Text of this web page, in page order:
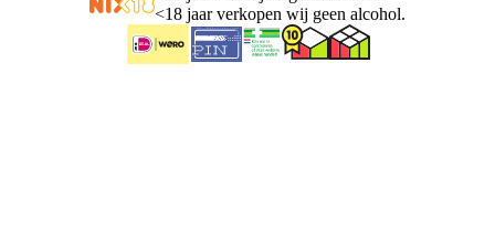
<18 jaar verkopen wij geen alcohol.